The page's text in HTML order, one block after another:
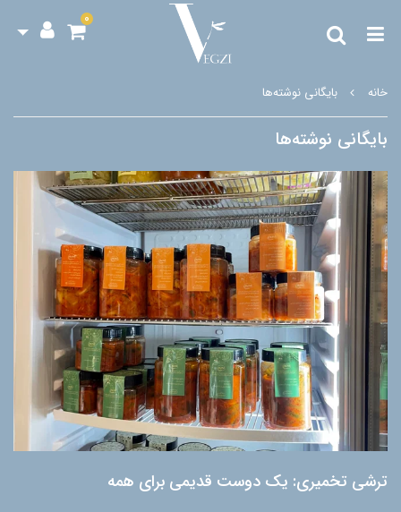
0
خانه بایگانی نوشته‌ها
بایگانی نوشته‌ها
ترشی تخمیری: یک دوست قدیمی برای همه